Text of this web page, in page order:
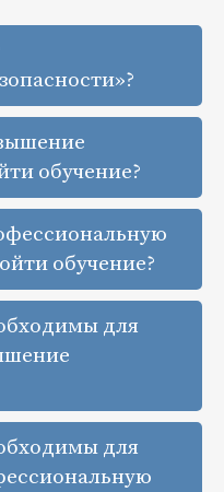
обучение?
обучение?
для
для